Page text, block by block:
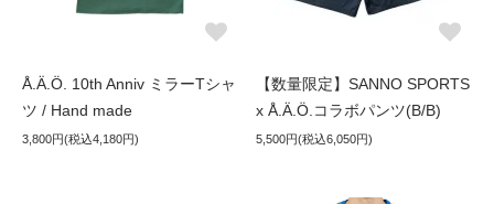
Å.Ä.Ö. 10th Anniv ミラーTシャ
ツ / Hand made
3,800円(税込4,180円)
【数量限定】SANNO SPORTS
x Å.Ä.Ö.コラボパンツ(B/B)
5,500円(税込6,050円)